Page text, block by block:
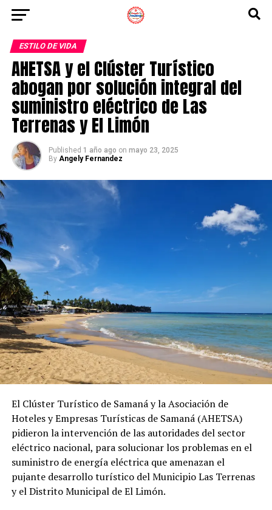
ESTILO DE VIDA
AHETSA y el Clúster Turístico
abogan por solución integral del
suministro eléctrico de Las
Terrenas y El Limón
Published 1 año ago on mayo 23, 2025
By Angely Fernandez
El Clúster Turístico de Samaná y la Asociación de
Hoteles y Empresas Turísticas de Samaná (AHETSA)
pidieron la intervención de las autoridades del sector
eléctrico nacional, para solucionar los problemas en el
suministro de energía eléctrica que amenazan el
pujante desarrollo turístico del Municipio Las Terrenas
y el Distrito Municipal de El Limón.